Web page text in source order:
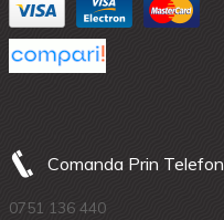
Comanda Prin Telefon
0751 136 440